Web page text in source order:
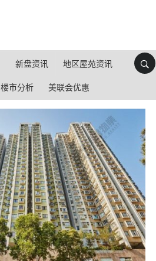
新盘资讯 地区屋苑资讯
楼市分析 美联会优惠